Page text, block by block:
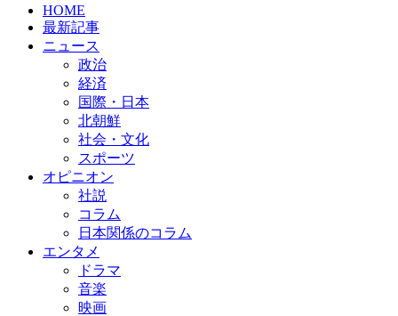
HOME
最新記事
ニュース
政治
経済
国際・日本
北朝鮮
社会・文化
スポーツ
オピニオン
社説
コラム
日本関係のコラム
エンタメ
ドラマ
音楽
映画